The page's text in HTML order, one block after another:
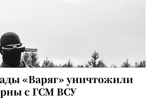
«Варяг» уничтожили
с ГСМ ВСУ